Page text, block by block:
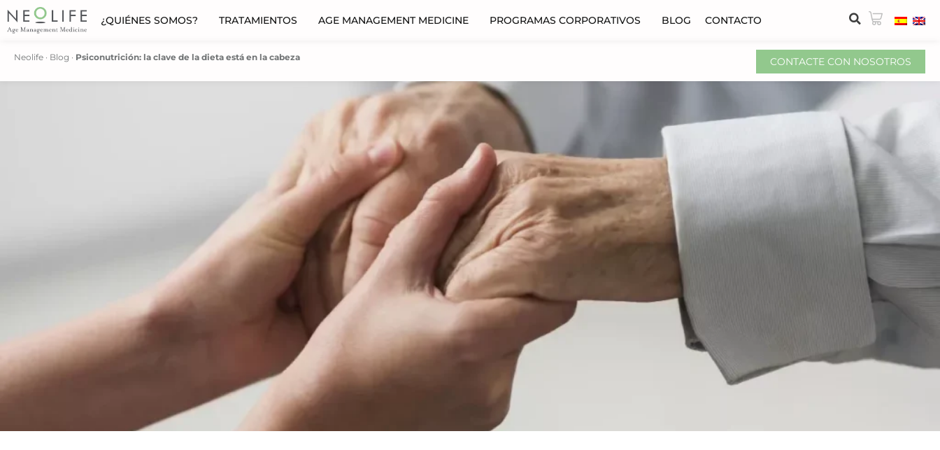
¿QUIÉNES SOMOS? TRATAMIENTOS AGE MANAGEMENT MEDICINE PROGRAMAS CORPORATIVOS BLOG CONTACTO
Neolife · Blog · Psiconutrición: la clave de la dieta está en la cabeza CONTACTE CON NOSOTROS